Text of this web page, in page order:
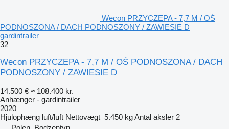
Wecon PRZYCZEPA - 7,7 M / OŚ
PODNOSZONA / DACH PODNOSZONY / ZAWIESIE D
gardintrailer
32
Wecon PRZYCZEPA - 7,7 M / OŚ PODNOSZONA / DACH
PODNOSZONY / ZAWIESIE D
14.500 € ≈ 108.400 kr.
Anhænger - gardintrailer
2020
Hjulophæng luft/luft Nettovægt 5.450 kgAntal aksler 2